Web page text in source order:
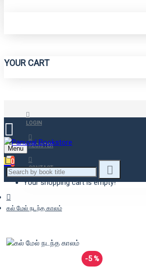
YOUR CART
LOGIN
REGISTER
CONTACT
Menu
0
Your shopping cart is empty!
கல் மேல் நடந்த காலம்
-5 %